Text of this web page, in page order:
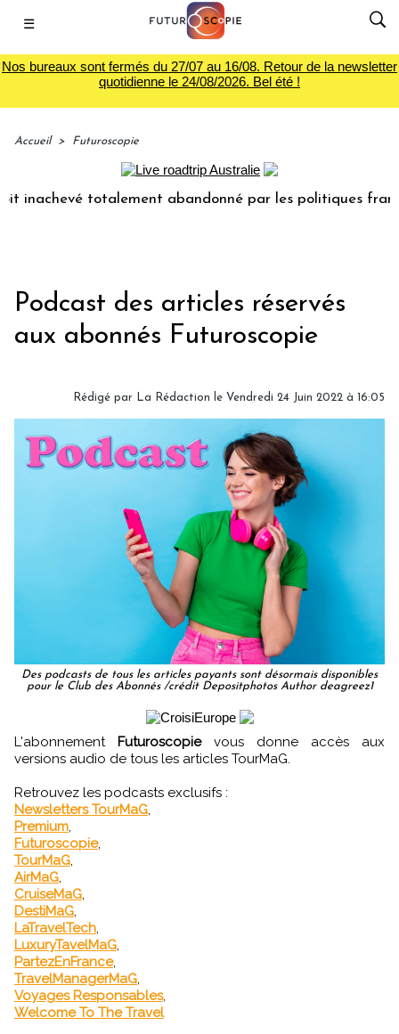
☰
Nos bureaux sont fermés du 27/07 au 16/08. Retour de la newsletter
quotidienne le 24/08/2026. Bel été !
Accueil > Futuroscopie
totalement abandonné par les politiques français !
Podcast des articles réservés
aux abonnés Futuroscopie
Rédigé par La Rédaction le Vendredi 24 Juin 2022 à 16:05
Des podcasts de tous les articles payants sont désormais disponibles
pour le Club des Abonnés /crédit Depositphotos Author deagreez1
L'abonnement Futuroscopievous donne accès aux
versions audio de tous les articles TourMaG.
Retrouvez les podcasts exclusifs :
Newsletters TourMaG,
Premium,
Futuroscopie,
TourMaG,
AirMaG,
CruiseMaG,
DestiMaG,
LaTravelTech,
LuxuryTavelMaG,
PartezEnFrance,
TravelManagerMaG,
Voyages Responsables,
Welcome To The Travel